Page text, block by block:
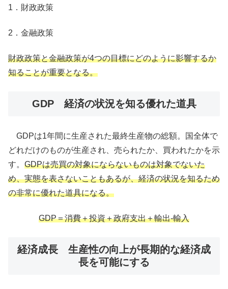
1．財政政策
2．金融政策
財政政策と金融政策が4つの目標にどのように影響するか
知ることが重要となる。
GDP 経済の状況を知る優れた道具
GDPは1年間に生産された最終生産物の総額。国全体で
どれだけのものが生産され、売られたか、買われたかを示
す。 GDPは売買の対象にならないものは対象でないた
め、実態を表さないこともあるが、経済の状況を知るため
の非常に優れた道具になる。
GDP＝消費＋投資＋政府支出＋輸出-輸入
経済成長 生産性の向上が長期的な経済成
長を可能にする